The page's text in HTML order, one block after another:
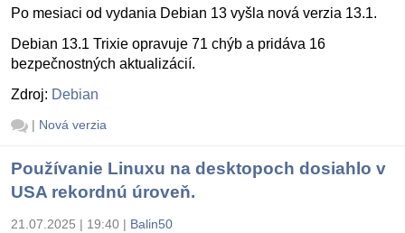
Po mesiaci od vydania Debian 13 vyšla nová verzia 13.1.
Debian 13.1 Trixie opravuje 71 chýb a pridáva 16
bezpečnostných aktualizácií.
Zdroj: Debian
| Nová verzia
Používanie Linuxu na desktopoch dosiahlo v
USA rekordnú úroveň.
21.07.2025 | 19:40 | Balin50